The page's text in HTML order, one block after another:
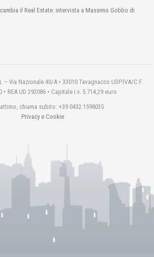
il Real Estate: intervista a Massimo Gobbo di
– Via Nazionale 40/A • 33010 Tavagnacco UDP.IVA/C.F.
• REA UD 292086 • Capitale i.v. 5.714,29 euro
chiama subito: +39 0432 1598035
Privacy e Cookie